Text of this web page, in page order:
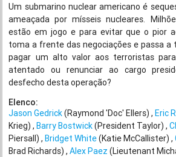
Um submarino nuclear americano é
ameaçada por mísseis nucleares.
estão em jogo e para evitar que o pior
toma a frente das negociações e passa a
pagar um alto valor aos terroristas
atentado ou renunciar ao cargo
desfecho desta operação?
Elenco:
Jason Gedrick(Raymond 'Doc' Ellers) Eric
Krieg) Barry Bostwick(President Taylor)
Piersall) Bridget White(Katie McCallister)
Brad Richards) Alex Paez (Lieutenant